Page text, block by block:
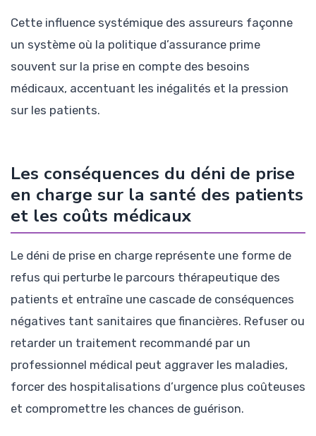
Cette influence systémique des assureurs façonne
un système où la politique d’assurance prime
souvent sur la prise en compte des besoins
médicaux, accentuant les inégalités et la pression
sur les patients.
Les conséquences du déni de prise
en charge sur la santé des patients
et les coûts médicaux
Le déni de prise en charge représente une forme de
refus qui perturbe le parcours thérapeutique des
patients et entraîne une cascade de conséquences
négatives tant sanitaires que financières. Refuser ou
retarder un traitement recommandé par un
professionnel médical peut aggraver les maladies,
forcer des hospitalisations d’urgence plus coûteuses
et compromettre les chances de guérison.